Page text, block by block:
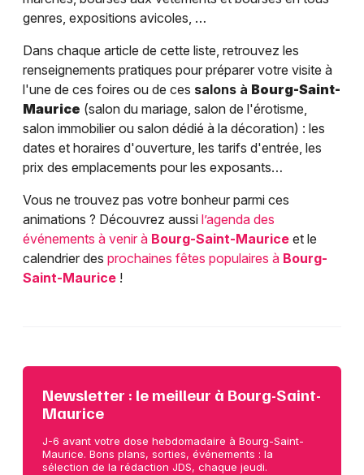
genres, expositions avicoles, …
Dans chaque article de cette liste, retrouvez les
renseignements pratiques pour préparer votre visite à
l'une de ces foires ou de ces salons à Bourg-Saint-
Maurice (salon du mariage, salon de l'érotisme,
salon immobilier ou salon dédié à la décoration) : les
dates et horaires d'ouverture, les tarifs d'entrée, les
prix des emplacements pour les exposants…
Vous ne trouvez pas votre bonheur parmi ces
animations ? Découvrez aussi l’agenda des
événements à venir à Bourg-Saint-Maurice et le
calendrier des prochaines fêtes populaires à Bourg-
Saint-Maurice !
Newsletter : le meilleur à Bourg-Saint-
Maurice
J-6 avant votre dose hebdomadaire à Bourg-Saint-
Maurice. Bons plans, sorties, événements : la
sélection de la rédaction JDS, chaque jeudi.